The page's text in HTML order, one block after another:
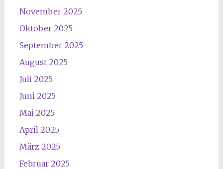
November 2025
Oktober 2025
September 2025
August 2025
Juli 2025
Juni 2025
Mai 2025
April 2025
März 2025
Februar 2025